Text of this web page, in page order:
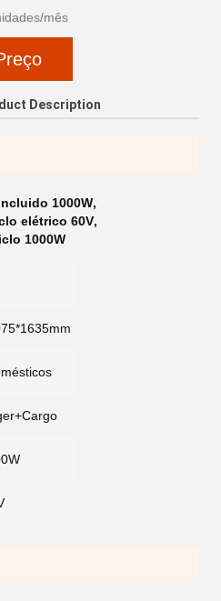
mês
Description
1000W,
elétrico 60V,
1000W